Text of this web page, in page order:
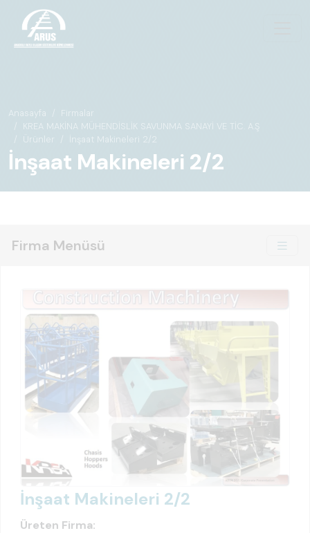
Anasayfa
Firmalar
KREA MAKİNA MÜHENDİSLİK SAVUNMA SANAYİ VE TİC. A.Ş
Ürünler
İnşaat Makineleri 2/2
İnşaat Makineleri 2/2
Firma Menüsü
İnşaat Makineleri 2/2
Üreten Firma: